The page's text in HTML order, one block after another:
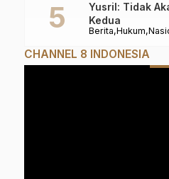
Berita Hukum
Yusril: Tidak
Kedua
CHANNEL 8 INDONESIA